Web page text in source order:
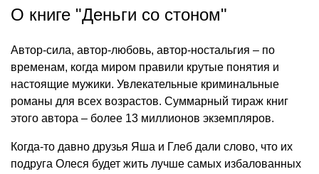
О книге "Деньги со стоном"
Автор-сила, автор-любовь, автор-ностальгия – по
временам, когда миром правили крутые понятия и
настоящие мужики. Увлекательные криминальные
романы для всех возрастов. Суммарный тираж книг
этого автора – более 13 миллионов экземпляров.
Когда-то давно друзья Яша и Глеб дали слово, что их
подруга Олеся будет жить лучше самых избалованных